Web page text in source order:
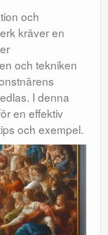
och
kräver en
och tekniken
I denna
en effektiv
och exempel.